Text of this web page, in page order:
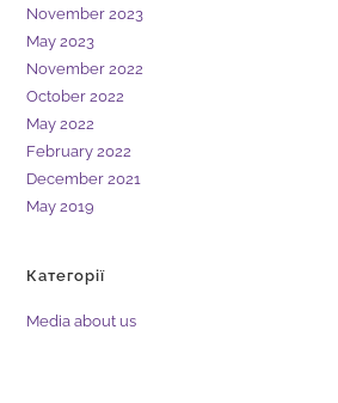
November 2023
May 2023
November 2022
October 2022
May 2022
February 2022
December 2021
May 2019
Категорії
Media about us